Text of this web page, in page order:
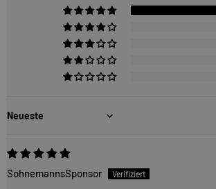
Sort by
SohnemannsSponsor